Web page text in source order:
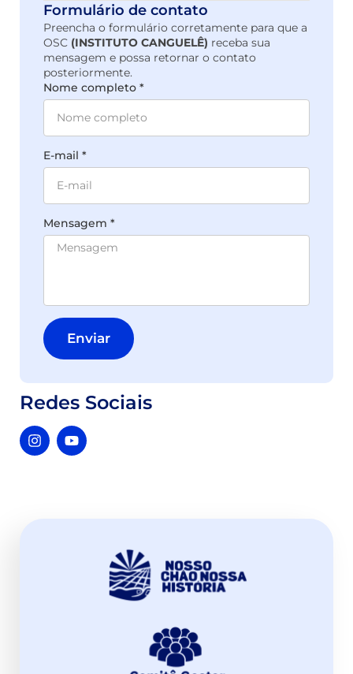
Formulário de contato
Preencha o formulário corretamente para que a
OSC (INSTITUTO CANGUELÊ) receba sua
mensagem e possa retornar o contato
posteriormente.
Nome completo *
E-mail *
Mensagem *
Enviar